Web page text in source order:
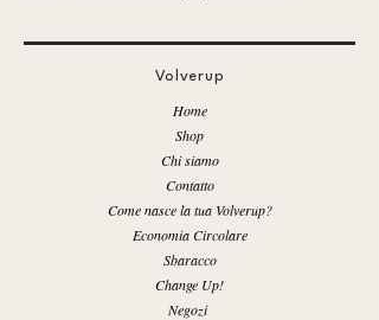
Volverup
Home
Shop
Chi siamo
Contatto
Come nasce la tua Volverup?
Economia Circolare
Sbaracco
Change Up!
Negozi